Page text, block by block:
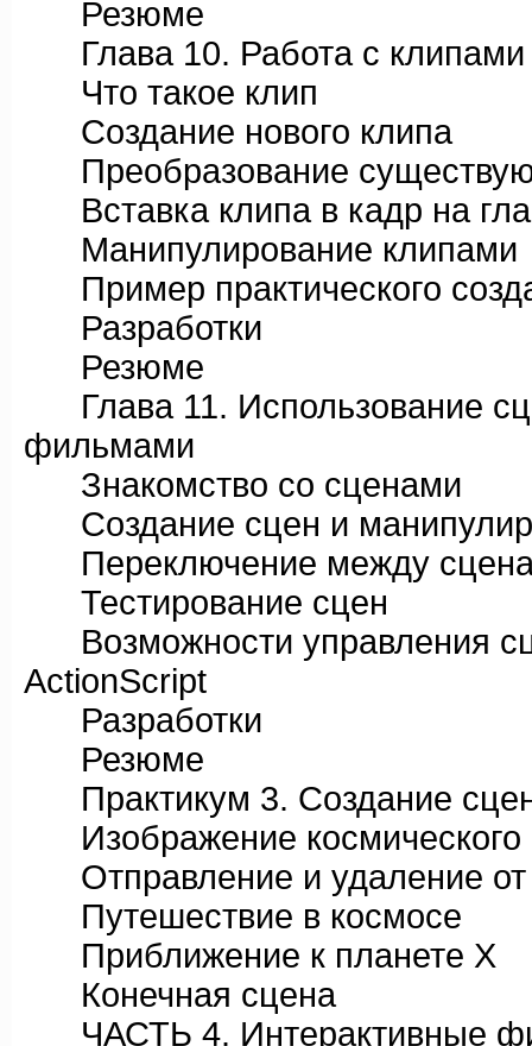
Резюме
Глава 10. Работа с клипами
Что такое клип
Создание нового клипа
Преобразование
Вставка клипа в кадр на
Манипулирование клипами
Пример практического
Разработки
Резюме
Глава 11. Использование
фильмами
Знакомство со сценами
Создание сцен и
Переключение между
Тестирование сцен
Возможности управления
ActionScript
Разработки
Резюме
Практикум 3. Создание
Изображение космического
Отправление и удаление
Путешествие в космосе
Приближение к планете X
Конечная сцена
ЧАСТЬ 4. Интерактивные